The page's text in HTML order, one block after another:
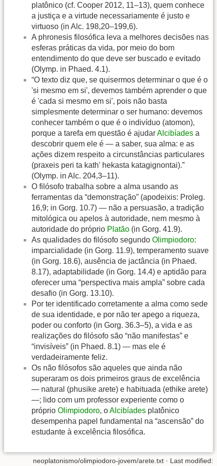
platônico (cf. Cooper 2012, 11–13), quem conhece
a justiça e a virtude necessariamente é justo e
virtuoso (in Alc. 198,20–199,6).
A phronesis filosófica leva a melhores decisões nas
esferas práticas da vida, por meio do bom
entendimento do que deve ser buscado e evitado
(Olymp. in Phaed. 4.1).
“O texto diz que, se quisermos determinar o que é o
'si mesmo em si', devemos também aprender o que
é 'cada si mesmo em si', pois não basta
simplesmente determinar o ser humano: devemos
conhecer também o que é o indivíduo (atomon),
porque a tarefa em questão é ajudarAlcibíades a
descobrir quem ele é — a saber, sua alma: e as
ações dizem respeito a circunstâncias particulares
(praxeis peri ta kath' hekasta katagignontai).”
(Olymp. in Alc. 204,3–11).
O filósofo trabalha sobre a alma usando as
ferramentas da “demonstração” (apodeixis: Proleg.
16,9; in Gorg. 10.7) — não a persuasão, a tradição
mitológica ou apelos à autoridade, nem mesmo à
autoridade do próprio Platão (in Gorg. 41.9).
As qualidades do filósofo segundo Olimpiodoro:
imparcialidade (in Gorg. 11.9), temperamento suave
(in Gorg. 18.6), ausência de jactância (in Phaed.
8.17), adaptabilidade (in Gorg. 14.4) e aptidão para
oferecer uma “perspectiva mais ampla” sobre cada
desafio (in Gorg. 13.10).
Por ter identificado corretamente a alma como sede
de sua identidade, e por não ter apego a riqueza,
poder ou conforto (in Gorg. 36.3–5), a vida e as
realizações do filósofo são “não manifestas” e
“invisíveis” (in Phaed. 8.1) — mas ele é
verdadeiramente feliz.
Os não filósofos são aqueles que ainda não
superaram os dois primeiros graus de excelência
— natural (phusike arete) e habituada (ethike arete)
—; lido com um professor experiente como o
próprio Olimpiodoro, oAlcibíades platônico
desempenha papel fundamental na “ascensão” do
estudante à excelência filosófica.
neoplatonismo/olimpiodoro-jovem/arete.txt · Last modified: